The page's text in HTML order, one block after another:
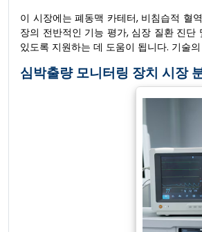
이 시장에는 폐동맥 카테터, 비침습적 혈
장의 전반적인 기능 평가, 심장 질환 진
있도록 지원하는 데 도움이 됩니다. 기술
심박출량 모니터링 장치 시장